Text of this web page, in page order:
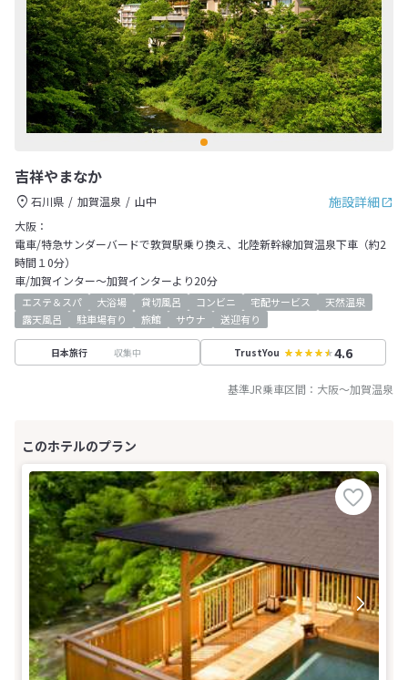
吉祥やまなか
施設詳細
石川県 加賀温泉
山中
大阪：
電車/特急サンダーバードで敦賀駅乗り換え、北陸新幹線加賀温泉下車（約2
時間１0分）
車/加賀インター～加賀インターより20分
エステ＆スパ 大浴場 貸切風呂 コンビニ 宅配サービス
天然温泉
露天風呂
駐車場有り 旅館 サウナ 送迎有り
日本旅行 収集中 TrustYou 4.6
基準JR乗車区間： 大阪～加賀温泉